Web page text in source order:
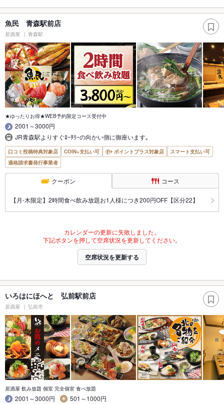
魚民 青森駅前店
居酒屋 青森駅
★ゆったりお得★WEB予約限定コース受付中
2001～3000円
JR青森駅よりすぐﾛｰﾀﾘｰの向かい側に御座います｡
口コミ投稿特典対象店 COIN+支払い可 ポイントプラス対象店
スマート支払い可
適格請求書発行事業者
クーポン コース
【月‐木限定】2時間食べ飲み放題お1人様につき200円OFF【区分22】
カレンダーの更新に失敗しました。
下記ボタンを押して空席状況を更新してください。
空席状況を更新する
いろはにほへと 弘前駅前店
居酒屋 弘前市
居酒屋 飲み放題 個室 完全個室 食べ放題
2001～3000円
501～1000円